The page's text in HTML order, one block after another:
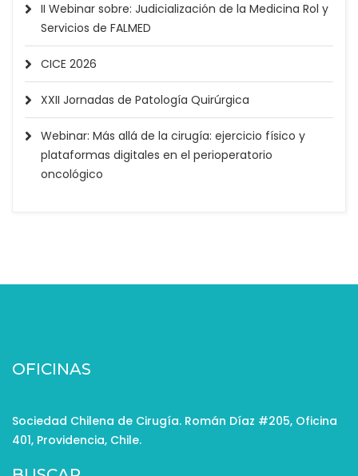
II Webinar sobre: Judicialización de la Medicina Rol y
Servicios de FALMED
CICE 2026
XXII Jornadas de Patología Quirúrgica
Webinar: Más allá de la cirugía: ejercicio físico y
plataformas digitales en el perioperatorio
oncológico
OFICINAS
Sociedad Chilena de Cirugía. Román Díaz #205, Oficina
401, Providencia, Chile.